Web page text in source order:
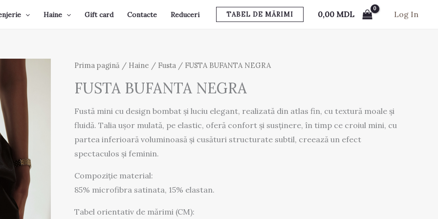
Haine Gift card Contacte Reduceri TABEL DE MĂRIMI 0,00 MDL Log In
Prima pagină / Haine / Fusta / FUSTA BUFANTA NEGRA
FUSTA BUFANTA NEGRA
Fustă mini cu design bombat și luciu elegant, realizată din atlas fin, cu textură moale și
fluidă. Talia ușor mulată, pe elastic, oferă confort și susținere, în timp ce croiul mini, cu
partea inferioară voluminoasă și cusături structurate subtil, creează un efect
spectaculos și feminin.
Compoziție material:
85% microfibra satinata, 15% elastan.
Tabel orientativ de mărimi (CM):